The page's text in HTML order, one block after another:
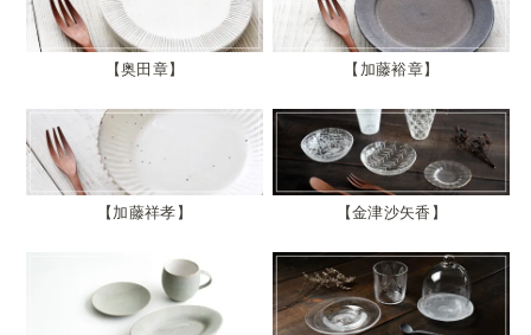
奥田章 加藤裕章
加藤祥孝 金津沙矢香